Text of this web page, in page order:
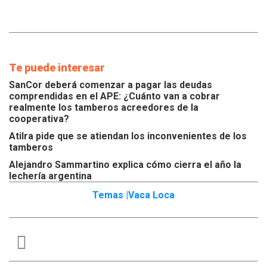
Te puede interesar
SanCor deberá comenzar a pagar las deudas
comprendidas en el APE: ¿Cuánto van a cobrar
realmente los tamberos acreedores de la
cooperativa?
Atilra pide que se atiendan los inconvenientes de los
tamberos
Alejandro Sammartino explica cómo cierra el año la
lechería argentina
Temas | Vaca Loca